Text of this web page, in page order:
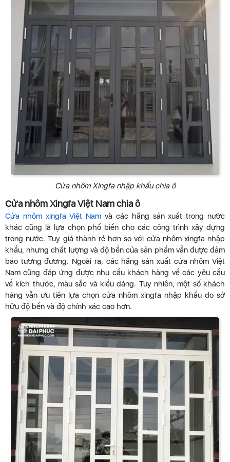
Cửa nhôm Xingfa nhập khẩu chia ô
Cửa nhôm Xingfa Việt Nam chia ô
Cửa nhôm xingfa Việt Nam và các hãng sản xuất trong nước
khác cũng là lựa chọn phổ biến cho các công trình xây dựng
trong nước. Tuy giá thành rẻ hơn so với cửa nhôm xingfa nhập
khẩu, nhưng chất lượng và độ bền của sản phẩm vẫn được đảm
bảo tương đương. Ngoài ra, các hãng sản xuất cửa nhôm Việt
Nam cũng đáp ứng được nhu cầu khách hàng về các yêu cầu
về kích thước, màu sắc và kiểu dáng. Tuy nhiên, một số khách
hàng vẫn ưu tiên lựa chọn cửa nhôm xingfa nhập khẩu do sở
hữu độ bền và độ chính xác cao hơn.